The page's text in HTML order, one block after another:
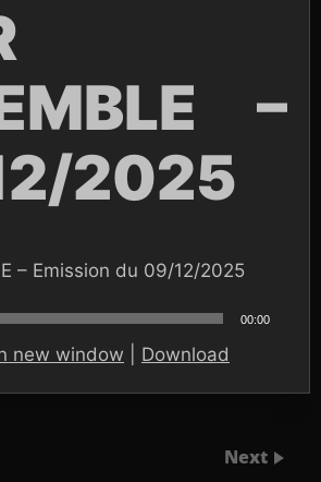
–
2025
– Emission du 09/12/2025
00:00
new window Download
Next